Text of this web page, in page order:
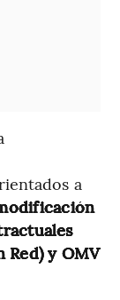
a
Red) y OMV